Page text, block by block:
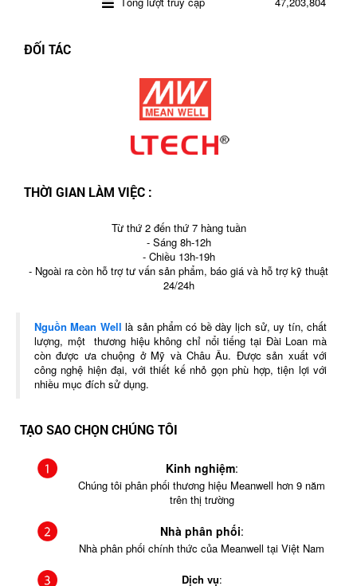
ĐỐI TÁC
THỜI GIAN LÀM VIỆC :
Từ thứ 2 đến thứ 7 hàng tuần
- Sáng 8h-12h
- Chiều 13h-19h
- Ngoài ra còn hỗ trợ tư vấn sản phẩm, báo giá và hỗ trợ kỹ thuật
24/24h
Nguồn Mean Well là sản phẩm có bề dày lịch sử, uy tín, chất
lượng, một thương hiệu không chỉ nổi tiếng tại Đài Loan mà
còn được ưa chuộng ở Mỹ và Châu Âu. Được sản xuất với
công nghệ hiện đại, với thiết kế nhỏ gọn phù hợp, tiện lợi với
nhiều mục đích sử dụng.
TẠO SAO CHỌN CHÚNG TÔI
Kinh nghiệm:
Chúng tôi phân phối thương hiệu Meanwell hơn 9 năm
trên thị trường
Nhà phân phối:
Nhà phân phối chính thức của Meanwell tại Việt Nam
Dịch vụ: